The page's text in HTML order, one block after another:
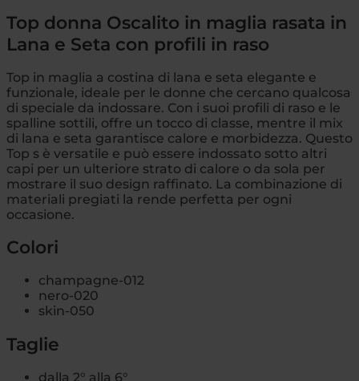
Top donna Oscalito in maglia rasata in
Lana e Seta con profili in raso
Top in maglia a costina di lana e seta elegante e
funzionale, ideale per le donne che cercano qualcosa
di speciale da indossare. Con i suoi profili di raso e le
spalline sottili, offre un tocco di classe, mentre il mix
di lana e seta garantisce calore e morbidezza. Questo
Top s è versatile e può essere indossato sotto altri
capi per un ulteriore strato di calore o da sola per
mostrare il suo design raffinato. La combinazione di
materiali pregiati la rende perfetta per ogni
occasione.
Colori
champagne-012
nero-020
skin-050
Taglie
dalla 2° alla 6°